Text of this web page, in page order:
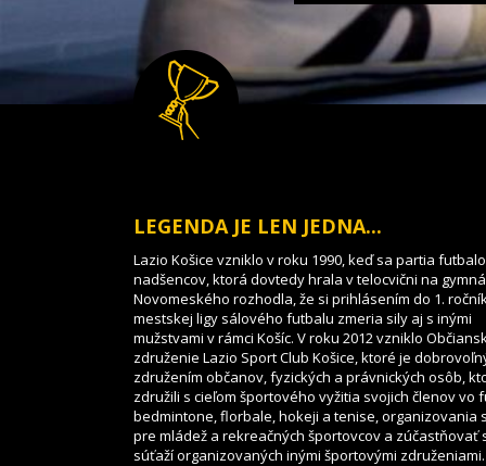
LEGENDA JE LEN JEDNA...
Lazio Košice vzniklo v roku 1990, keď sa partia
nadšencov, ktorá dovtedy hrala v telocvični na
Novomeského rozhodla, že si prihlásením do 1.
mestskej ligy sálového futbalu zmeria sily aj s inými
mužstvami v rámci Košíc. V roku 2012 vzniklo
združenie Lazio Sport Club Košice, ktoré je
združením občanov, fyzických a právnických osôb,
združili s cieľom športového vyžitia svojich členov vo
bedmintone, florbale, hokeji a tenise, organizovania
pre mládež a rekreačných športovcov a zúčastňovať
súťaží organizovaných inými športovými združeniami.